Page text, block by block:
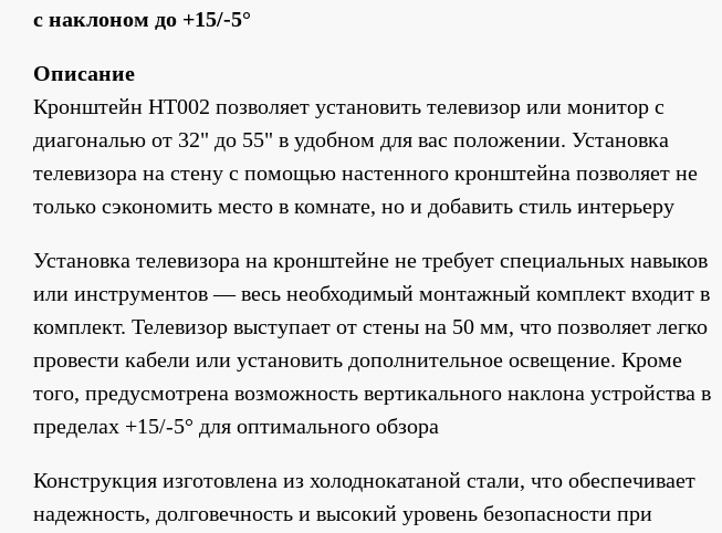
с наклоном до +15/-5°
Описание
Кронштейн HT002 позволяет установить телевизор или монитор с
диагональю от 32" до 55" в удобном для вас положении. Установка
телевизора на стену с помощью настенного кронштейна позволяет не
только сэкономить место в комнате, но и добавить стиль интерьеру
Установка телевизора на кронштейне не требует специальных навыков
или инструментов — весь необходимый монтажный комплект входит в
комплект. Телевизор выступает от стены на 50 мм, что позволяет легко
провести кабели или установить дополнительное освещение. Кроме
того, предусмотрена возможность вертикального наклона устройства в
пределах +15/-5° для оптимального обзора
Конструкция изготовлена из холоднокатаной стали, что обеспечивает
надежность, долговечность и высокий уровень безопасности при